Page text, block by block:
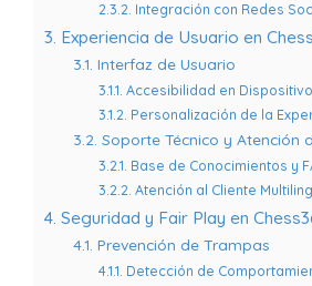
2.3.2. Integración con Redes
3. Experiencia de Usuario en
3.1. Interfaz de Usuario
3.1.1. Accesibilidad en
3.1.2. Personalización de la
3.2. Soporte Técnico y Atención
3.2.1. Base de Conocimientos y
3.2.2. Atención al Cliente
4. Seguridad y Fair Play en
4.1. Prevención de Trampas
4.1.1. Detección de